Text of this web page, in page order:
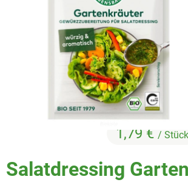
Backwaren
Trockensortiment
Natur-Drogerie
Großgebinde
Salatdressing
1,79 € / Stück